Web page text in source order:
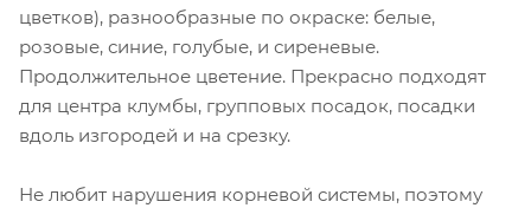
цветков), разнообразные по окраске: белые,
розовые, синие, голубые, и сиреневые.
Продолжительное цветение. Прекрасно подходят
для центра клумбы, групповых посадок, посадки
вдоль изгородей и на срезку.
Не любит нарушения корневой системы, поэтому